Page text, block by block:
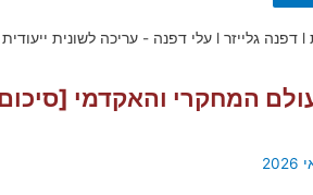
המחקרי והאקדמי [סיכום